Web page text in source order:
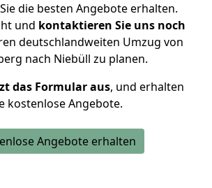
die besten Angebote erhalten.
und kontaktieren Sie uns noch
deutschlandweiten Umzug von
nach Niebüll zu planen.
das Formular aus, und erhalten
kostenlose Angebote.
Angebote erhalten